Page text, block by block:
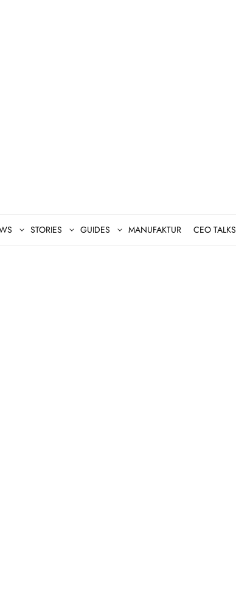
STORIES GUIDES MANUFAKTUR CEO TALKS